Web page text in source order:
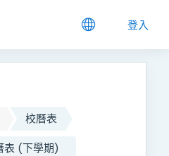
登入
校曆表
表 (下學期)